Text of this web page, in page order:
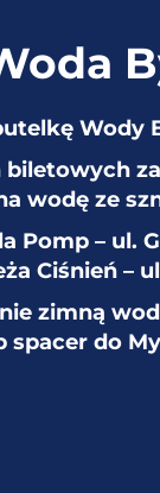
Wody
za
wodę ze
Pomp – ul.
Ciśnień –
zimną
spacer do